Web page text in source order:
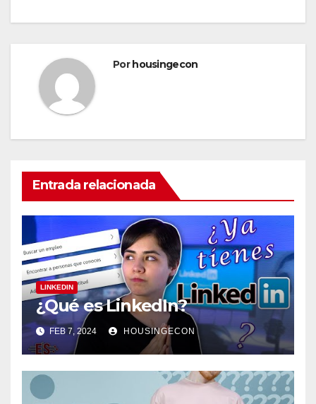
Porhousingecon
Entrada relacionada
LINKEDIN
¿Qué es LinkedIn?
FEB 7, 2024 HOUSINGECON